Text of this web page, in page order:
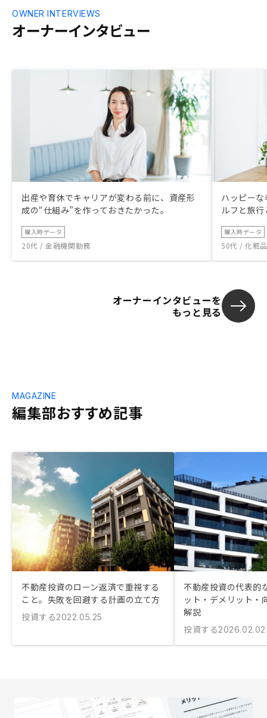
ー交流会を開
す。また、交
時どうしてる
いいかなと思
するぐらいの
オーナーインタビュー
OWNER INTERVIEWS
出産や育休でキャリアが変わる前に、資産形
成の“仕組み”を作っておきたかった。
購入時データ
20代 / 金融機関勤務
ハッピー
ルフと旅
購入時データ
50代 / 化粧
オーナーインタビューを
もっと見る
編集部おすすめ記事
MAGAZINE
不動産投資のローン返済で重視する
こと。失敗を回避する計画の立て方
投資する2022.05.25
不動産投資の代表的
ット・デメリット・
解説
投資する2026.02.02